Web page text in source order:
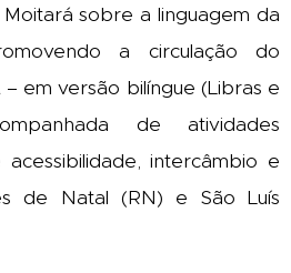
sobre a linguagem da
a circulação do
em versão bilíngue (Libras e
de atividades
intercâmbio e
de Natal (RN) e São Luís